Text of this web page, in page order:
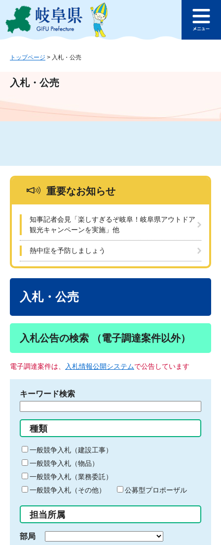
ジ
ュ
文
このページの本文へ
ュ
トップページ > 入札・公売
入札・公売
重要なお知らせ
知事記者会見「楽しすぎるぞ岐阜！岐阜県アウトドア
観光キャンペーンを実施」他
熱中症を予防しましょう
入札・公売
入札公告の検索 （電子調達案件以外）
電子調達案件は、 入札情報公開システムで公告しています
キーワード検索
る
キ
ー
ワ
ー
ド
入
力
種類
一般競争入札（建設工事）
一般競争入札（物品）
一般競争入札（業務委託）
一般競争入札（その他）
公募型プロポーザル
担当所属
部局